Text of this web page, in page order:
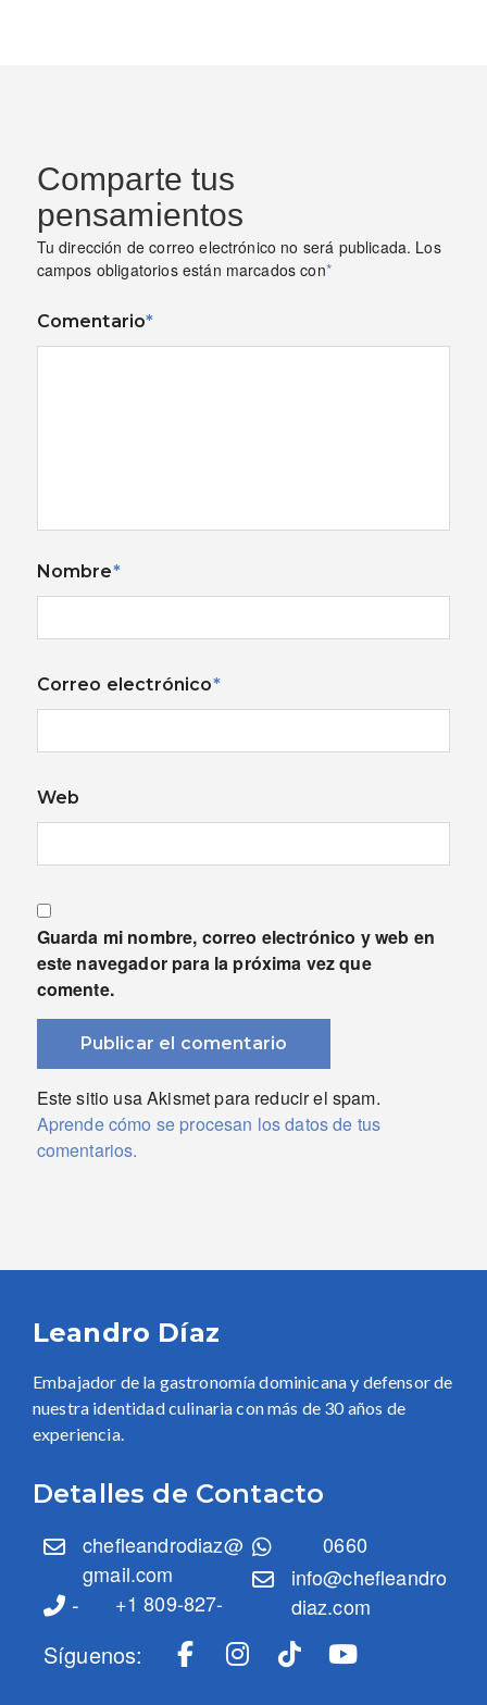
Comparte tus
pensamientos
Tu dirección de correo electrónico no será publicada. Los
campos obligatorios están marcados con*
Comentario*
Nombre*
Correo electrónico*
Web
Guarda mi nombre, correo electrónico y web en
este navegador para la próxima vez que
comente.
Este sitio usa Akismet para reducir el spam.
Aprende cómo se procesan los datos de tus
comentarios.
Leandro Díaz
Embajador de la gastronomía dominicana y defensor de
nuestra identidad culinaria con más de 30 años de
experiencia.
Detalles de Contacto
chefleandrodiaz@
gmail.com
- +1 809-827-
0660
info@chefleandro
diaz.com
Síguenos: